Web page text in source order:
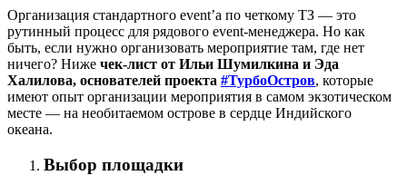
Организация стандартного event’а по четкому ТЗ — это
рутинный процесс для рядового event-менеджера. Но как
быть, если нужно организовать мероприятие там, где нет
ничего? Ниже чек-лист от Ильи Шумилкина и Эда
Халилова, основателей проекта #ТурбоОстров, которые
имеют опыт организации мероприятия в самом экзотическом
месте — на необитаемом острове в сердце Индийского
океана.
Выбор площадки